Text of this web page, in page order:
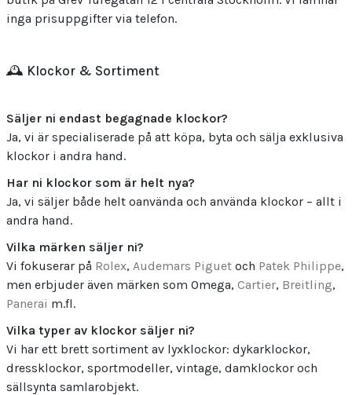
inga prisuppgifter via telefon.
🕰️ Klockor & Sortiment
Säljer ni endast begagnade klockor?
Ja, vi är specialiserade på att köpa, byta och sälja exklusiva
klockor i andra hand.
Har ni klockor som är helt nya?
Ja, vi säljer både helt oanvända och använda klockor – allt i
andra hand.
Vilka märken säljer ni?
Vi fokuserar på Rolex, Audemars Piguetoch Patek Philippe,
men erbjuder även märken som Omega, Cartier, Breitling,
Panerai m.fl.
Vilka typer av klockor säljer ni?
Vi har ett brett sortiment av lyxklockor: dykarklockor,
dressklockor, sportmodeller, vintage, damklockor och
sällsynta samlarobjekt.